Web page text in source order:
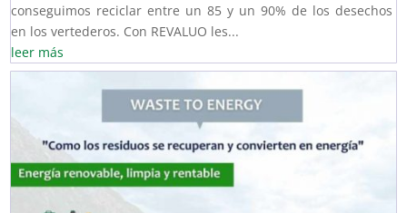
conseguimos reciclar entre un 85 y un 90% de los desechos
en los vertederos. Con REVALUO les...
leer más